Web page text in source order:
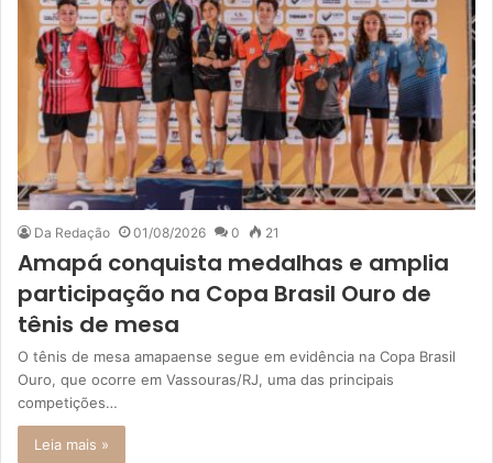
Da Redação 01/08/2026 0 21
Amapá conquista medalhas e amplia
participação na Copa Brasil Ouro de
tênis de mesa
O tênis de mesa amapaense segue em evidência na Copa Brasil
Ouro, que ocorre em Vassouras/RJ, uma das principais
competições…
Leia mais »